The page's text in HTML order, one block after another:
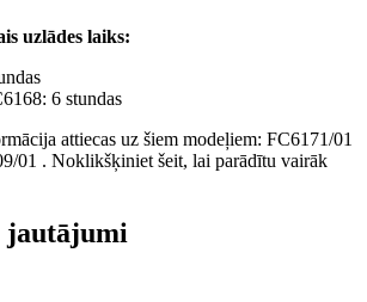
uzlādes laiks:
6 stundas
attiecas uz šiem modeļiem: FC6171/01
01 . Noklikšķiniet šeit, lai parādītu vairāk
jautājumi